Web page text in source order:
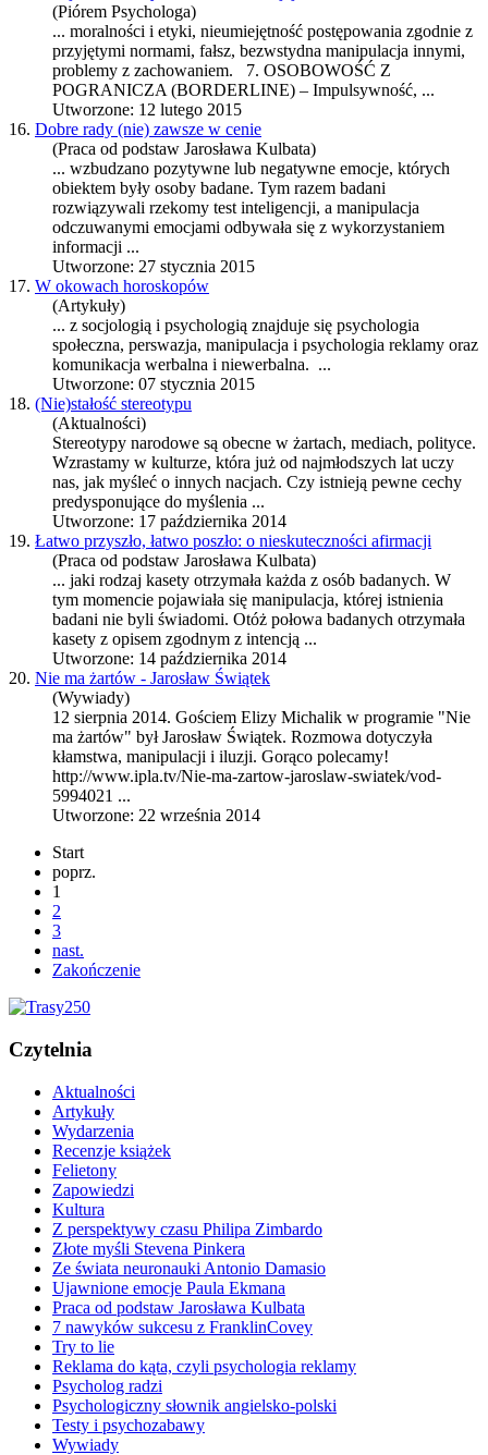
(Piórem Psychologa)
... moralności i etyki, nieumiejętność postępowania zgodnie z
przyjętymi normami, fałsz, bezwstydna manipulacja innymi,
problemy z zachowaniem. 7. OSOBOWOŚĆ Z
POGRANICZA (BORDERLINE) – Impulsywność, ...
Utworzone: 12 lutego 2015
16. Dobre rady (nie) zawsze w cenie
(Praca od podstaw Jarosława Kulbata)
... wzbudzano pozytywne lub negatywne emocje, których
obiektem były osoby badane. Tym razem badani
rozwiązywali rzekomy test inteligencji, a manipulacja
odczuwanymi emocjami odbywała się z wykorzystaniem
informacji ...
Utworzone: 27 stycznia 2015
17. W okowach horoskopów
(Artykuły)
... z socjologią i psychologią znajduje się psychologia
społeczna, perswazja, manipulacja i psychologia reklamy oraz
komunikacja werbalna i niewerbalna. ...
Utworzone: 07 stycznia 2015
18. (Nie)stałość stereotypu
(Aktualności)
Stereotypy narodowe są obecne w żartach, mediach, polityce.
Wzrastamy w kulturze, która już od najmłodszych lat uczy
nas, jak myśleć o innych nacjach. Czy istnieją pewne cechy
predysponujące do myślenia ...
Utworzone: 17 października 2014
19. Łatwo przyszło, łatwo poszło: o nieskuteczności afirmacji
(Praca od podstaw Jarosława Kulbata)
... jaki rodzaj kasety otrzymała każda z osób badanych. W
tym momencie pojawiała się manipulacja, której istnienia
badani nie byli świadomi. Otóż połowa badanych otrzymała
kasety z opisem zgodnym z intencją ...
Utworzone: 14 października 2014
20. Nie ma żartów - Jarosław Świątek
(Wywiady)
12 sierpnia 2014. Gościem Elizy Michalik w programie "Nie
ma żartów" był Jarosław Świątek. Rozmowa dotyczyła
kłamstwa, manipulacji i iluzji. Gorąco polecamy!
http://www.ipla.tv/Nie-ma-zartow-jaroslaw-swiatek/vod-
5994021 ...
Utworzone: 22 września 2014
Start
poprz.
1
2
3
nast.
Zakończenie
Czytelnia
Aktualności
Artykuły
Wydarzenia
Recenzje książek
Felietony
Zapowiedzi
Kultura
Z perspektywy czasu Philipa Zimbardo
Złote myśli Stevena Pinkera
Ze świata neuronauki Antonio Damasio
Ujawnione emocje Paula Ekmana
Praca od podstaw Jarosława Kulbata
7 nawyków sukcesu z FranklinCovey
Try to lie
Reklama do kąta, czyli psychologia reklamy
Psycholog radzi
Psychologiczny słownik angielsko-polski
Testy i psychozabawy
Wywiady